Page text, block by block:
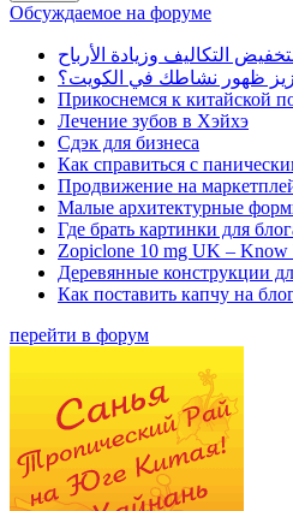
Обсуждаемое на форуме
التكاليف وزيادة الأرباح
ظهور نشاطك في الكويت؟
Прикоснемся к китайской
Лечение зубов в Хэйхэ
Сдэк для бизнеса
Как справиться с
Продвижение на
Малые архитектурные
Где брать картинки для
Zopiclone 10 mg UK – Know
Деревянные конструкции
Как поставить капчу на
перейти в форум